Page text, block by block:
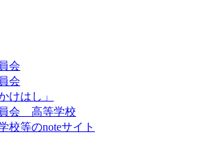
会
会
けはし」
会 高等学校
校等のnoteサイト